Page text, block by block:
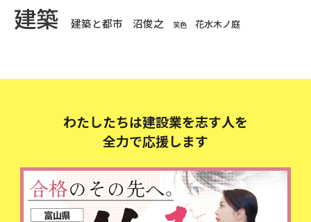
建築 建築と都市 沼俊之 笑色 花水木ノ庭
わたしたちは建設業を志す人を
全力で応援します